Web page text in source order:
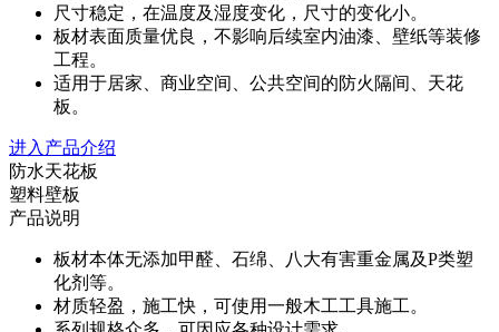
尺寸稳定，在温度及湿度变化，尺寸的变化小。
板材表面质量优良，不影响后续室内油漆、壁纸等装修
工程。
适用于居家、商业空间、公共空间的防火隔间、天花
板。
进入产品介绍
防水天花板
塑料壁板
产品说明
板材本体无添加甲醛、石绵、八大有害重金属及P类塑
化剂等。
材质轻盈，施工快，可使用一般木工工具施工。